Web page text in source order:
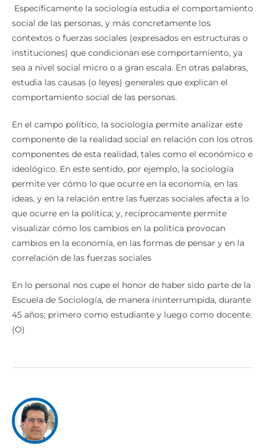
Específicamente la sociología estudia el comportamiento
social de las personas, y más concretamente los
contextos o fuerzas sociales (expresados en estructuras o
instituciones) que condicionan ese comportamiento, ya
sea a nivel social micro o a gran escala. En otras palabras,
estudia las causas (o leyes) generales que explican el
comportamiento social de las personas.
En el campo político, la sociología permite analizar este
componente de la realidad social en relación con los otros
componentes de esta realidad, tales como el económico e
ideológico. En este sentido, por ejemplo, la sociología
permite ver cómo lo que ocurre en la economía, en las
ideas, y en la relación entre las fuerzas sociales afecta a lo
que ocurre en la política; y, recíprocamente permite
visualizar cómo los cambios en la política provocan
cambios en la economía, en las formas de pensar y en la
correlación de las fuerzas sociales
En lo personal nos cupe el honor de haber sido parte de la
Escuela de Sociología, de manera ininterrumpida, durante
45 años; primero como estudiante y luego como docente.
(O)